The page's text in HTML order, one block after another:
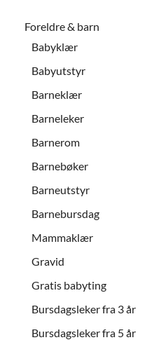
Foreldre & barn
Babyklær
Babyutstyr
Barneklær
Barneleker
Barnerom
Barnebøker
Barneutstyr
Barnebursdag
Mammaklær
Gravid
Gratis babyting
Bursdagsleker fra 3 år
Bursdagsleker fra 5 år